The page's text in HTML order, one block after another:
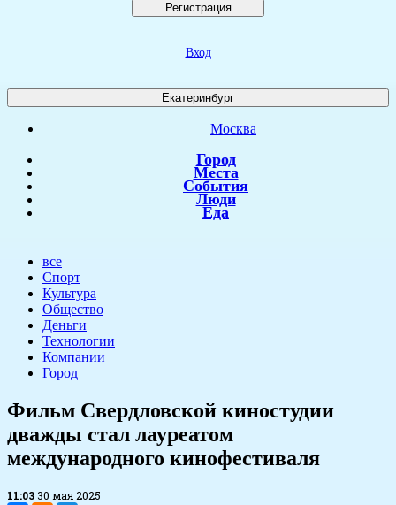
Регистрация
Вход
Екатеринбург
Москва
Город
Места
События
Люди
Еда
все
Спорт
Культура
Общество
Деньги
Технологии
Компании
Город
​Фильм Свердловской киностудии
дважды стал лауреатом
международного кинофестиваля
11:03 30 мая 2025